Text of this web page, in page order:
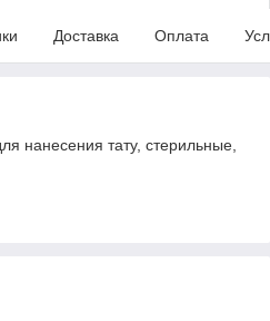
Доставка Оплата
нанесения тату, стерильные,